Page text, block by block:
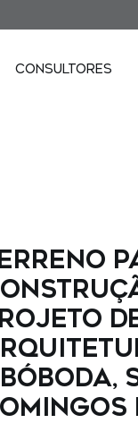
CONSULTORES